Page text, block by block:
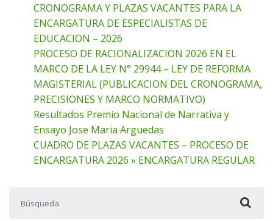
CRONOGRAMA Y PLAZAS VACANTES PARA LA
ENCARGATURA DE ESPECIALISTAS DE
EDUCACION – 2026
PROCESO DE RACIONALIZACION 2026 EN EL
MARCO DE LA LEY N° 29944 – LEY DE REFORMA
MAGISTERIAL (PUBLICACION DEL CRONOGRAMA,
PRECISIONES Y MARCO NORMATIVO)
Resultados Premio Nacional de Narrativa y
Ensayo Jose Maria Arguedas
CUADRO DE PLAZAS VACANTES – PROCESO DE
ENCARGATURA 2026 » ENCARGATURA REGULAR